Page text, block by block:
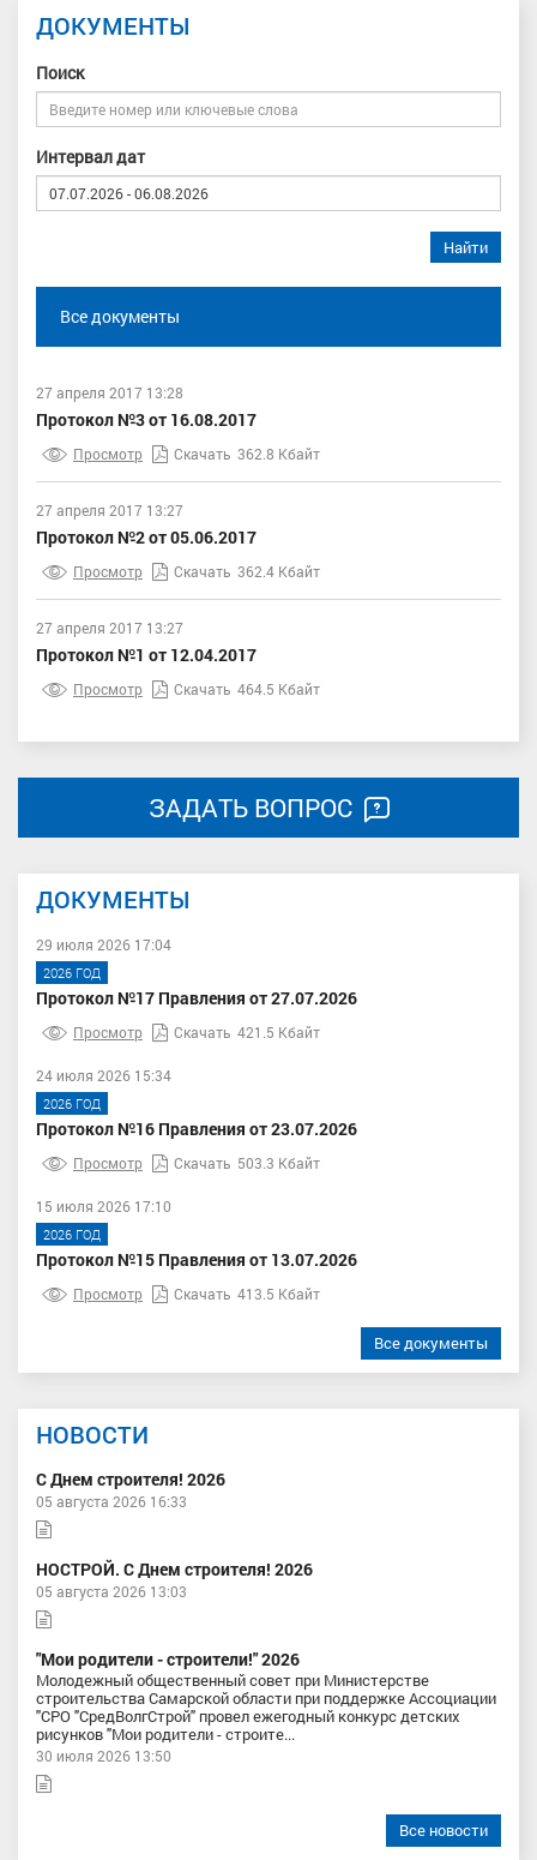
ДОКУМЕНТЫ
Поиск
Интервал дат
Найти
Все документы
27 апреля 2017 13:28
Протокол №3 от 16.08.2017
Просмотр Скачать 362.8 Кбайт
27 апреля 2017 13:27
Протокол №2 от 05.06.2017
Просмотр Скачать 362.4 Кбайт
27 апреля 2017 13:27
Протокол №1 от 12.04.2017
Просмотр Скачать 464.5 Кбайт
ЗАДАТЬ ВОПРОС
ДОКУМЕНТЫ
29 июля 2026 17:04
2026 ГОД
Протокол №17 Правления от 27.07.2026
Просмотр Скачать 421.5 Кбайт
24 июля 2026 15:34
2026 ГОД
Протокол №16 Правления от 23.07.2026
Просмотр Скачать 503.3 Кбайт
15 июля 2026 17:10
2026 ГОД
Протокол №15 Правления от 13.07.2026
Просмотр Скачать 413.5 Кбайт
Все документы
НОВОСТИ
С Днем строителя! 2026
05 августа 2026 16:33
НОСТРОЙ. С Днем строителя! 2026
05 августа 2026 13:03
"Мои родители - строители!" 2026
Молодежный общественный совет при Министерстве
строительства Самарской области при поддержке Ассоциации
"СРО "СредВолгСтрой" провел ежегодный конкурс детских
рисунков "Мои родители - строите...
30 июля 2026 13:50
Все новости